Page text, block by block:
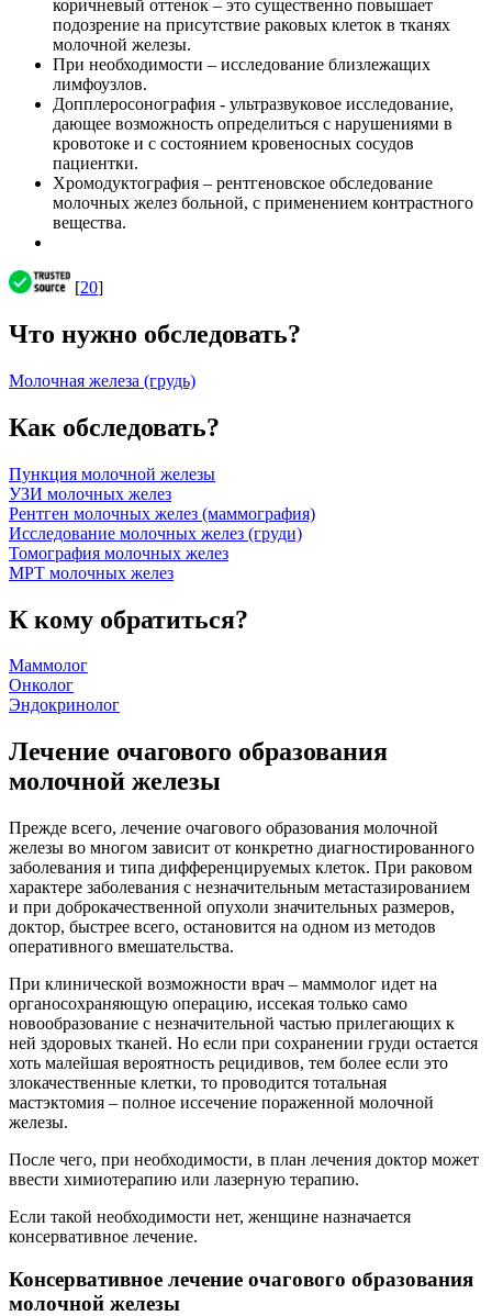
коричневый оттенок – это существенно повышает
подозрение на присутствие раковых клеток в тканях
молочной железы.
При необходимости – исследование близлежащих
лимфоузлов.
Допплеросонография - ультразвуковое исследование,
дающее возможность определиться с нарушениями в
кровотоке и с состоянием кровеносных сосудов
пациентки.
Хромодуктография – рентгеновское обследование
молочных желез больной, с применением контрастного
вещества.
[20]
Что нужно обследовать?
Молочная железа (грудь)
Как обследовать?
Пункция молочной железы
УЗИ молочных желез
Рентген молочных желез (маммография)
Исследование молочных желез (груди)
Томография молочных желез
МРТ молочных желез
К кому обратиться?
Маммолог
Онколог
Эндокринолог
Лечение очагового образования
молочной железы
Прежде всего, лечение очагового образования молочной
железы во многом зависит от конкретно диагностированного
заболевания и типа дифференцируемых клеток. При раковом
характере заболевания с незначительным метастазированием
и при доброкачественной опухоли значительных размеров,
доктор, быстрее всего, остановится на одном из методов
оперативного вмешательства.
При клинической возможности врач – маммолог идет на
органосохраняющую операцию, иссекая только само
новообразование с незначительной частью прилегающих к
ней здоровых тканей. Но если при сохранении груди остается
хоть малейшая вероятность рецидивов, тем более если это
злокачественные клетки, то проводится тотальная
мастэктомия – полное иссечение пораженной молочной
железы.
После чего, при необходимости, в план лечения доктор может
ввести химиотерапию или лазерную терапию.
Если такой необходимости нет, женщине назначается
консервативное лечение.
Консервативное лечение очагового образования
молочной железы